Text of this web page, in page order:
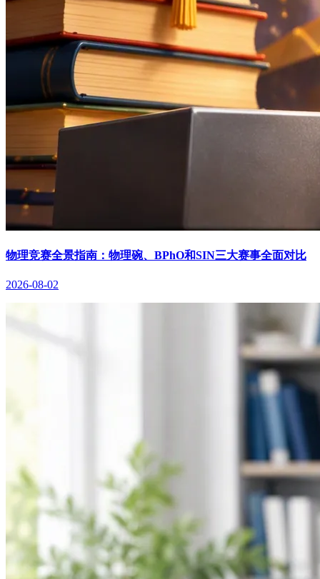
物理竞赛全景指南：物理碗、BPhO和SIN三大赛事全面对比
2026-08-02